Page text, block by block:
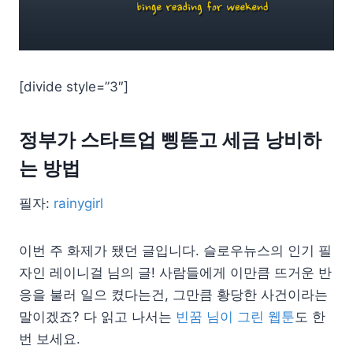
[divide style=”3″]
정부가 스타트업 삥뜯고 세금 낭비하
는 방법
필자: rainygirl
이번 주 화제가 됐던 글입니다. 슬로우뉴스의 인기 필
자인 레이니걸 님의 글! 사람들에게 이만큼 뜨거운 반
응을 불러 일으 켰다는건, 그만큼 황당한 사건이라는
말이겠죠? 다 읽고 나서는 빈꿈 님이 그린 웹툰도 한
번 보세요.